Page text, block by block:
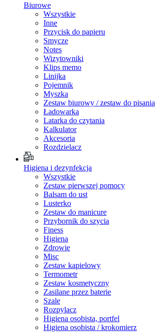
Biurowe
Wszystkie
Inne
Przycisk do papieru
Smycze
Notes
Wizytowniki
Klips memo
Linijka
Pojemnik
Myszka
Zestaw biurowy / zestaw do pisania
Ładowarka
Latarka do czytania
Kalkulator
Akcesoria
Rozdzielacz
Higiena i dezynfekcja
Wszystkie
Zestaw pierwszej pomocy
Balsam do ust
Lusterko
Zestaw do manicure
Przybornik do szycia
Finess
Higiena
Zdrowie
Misc
Zestaw kapielowy
Termometr
Zestaw kosmetyczny
Zasilane przez baterie
Szale
Rozpylacz
Higiena osobista, portfel
Higiena osobista / krokomierz